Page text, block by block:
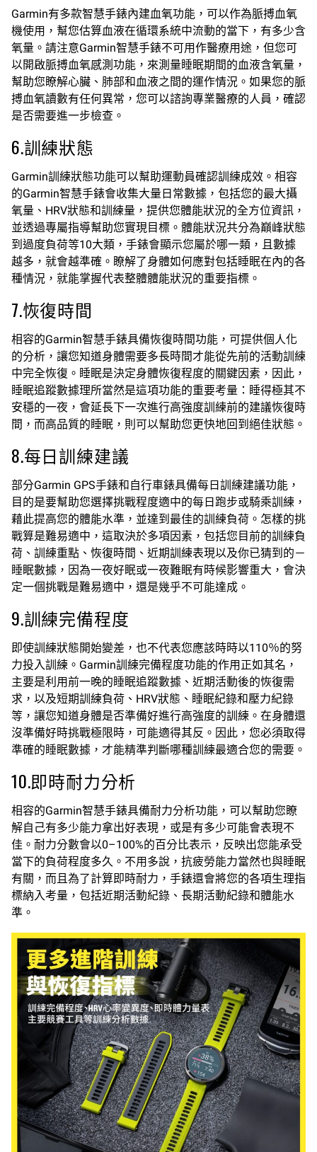
Garmin有多款智慧手錶內建血氧功能，可以作為脈搏血氧
機使用，幫您估算血液在循環系統中流動的當下，有多少含
氧量。請注意Garmin智慧手錶不可用作醫療用途，但您可
以開啟脈搏血氧感測功能，來測量睡眠期間的血液含氧量，
幫助您瞭解心臟、肺部和血液之間的運作情況。如果您的脈
搏血氧讀數有任何異常，您可以諮詢專業醫療的人員，確認
是否需要進一步檢查。
6.訓練狀態
Garmin訓練狀態功能可以幫助運動員確認訓練成效。相容
的Garmin智慧手錶會收集大量日常數據，包括您的最大攝
氧量、HRV狀態和訓練量，提供您體能狀況的全方位資訊，
並透過專屬指導幫助您實現目標。體能狀況共分為巔峰狀態
到過度負荷等10大類，手錶會顯示您屬於哪一類，且數據
越多，就會越準確。瞭解了身體如何應對包括睡眠在內的各
種情況，就能掌握代表整體體能狀況的重要指標。
7.恢復時間
相容的Garmin智慧手錶具備恢復時間功能，可提供個人化
的分析，讓您知道身體需要多長時間才能從先前的活動訓練
中完全恢復。睡眠是決定身體恢復程度的關鍵因素，因此，
睡眠追蹤數據理所當然是這項功能的重要考量：睡得極其不
安穩的一夜，會延長下一次進行高強度訓練前的建議恢復時
間，而高品質的睡眠，則可以幫助您更快地回到絕佳狀態。
8.每日訓練建議
部分Garmin GPS手錶和自行車錶具備每日訓練建議功能，
目的是要幫助您選擇挑戰程度適中的每日跑步或騎乘訓練，
藉此提高您的體能水準，並達到最佳的訓練負荷。怎樣的挑
戰算是難易適中，這取決於多項因素，包括您目前的訓練負
荷、訓練重點、恢復時間、近期訓練表現以及你已猜到的－
睡眠數據，因為一夜好眠或一夜難眠有時候影響重大，會決
定一個挑戰是難易適中，還是幾乎不可能達成。
9.訓練完備程度
即使訓練狀態開始變差，也不代表您應該時時以110％的努
力投入訓練。Garmin訓練完備程度功能的作用正如其名，
主要是利用前一晚的睡眠追蹤數據、近期活動後的恢復需
求，以及短期訓練負荷、HRV狀態、睡眠紀錄和壓力紀錄
等，讓您知道身體是否準備好進行高強度的訓練。在身體還
沒準備好時挑戰極限時，可能適得其反。因此，您必須取得
準確的睡眠數據，才能精準判斷哪種訓練最適合您的需要。
10.即時耐力分析
相容的Garmin智慧手錶具備耐力分析功能，可以幫助您瞭
解自己有多少能力拿出好表現，或是有多少可能會表現不
佳。耐力分數會以0–100%的百分比表示，反映出您能承受
當下的負荷程度多久。不用多說，抗疲勞能力當然也與睡眠
有關，而且為了計算即時耐力，手錶還會將您的各項生理指
標納入考量，包括近期活動紀錄、長期活動紀錄和體能水
準。